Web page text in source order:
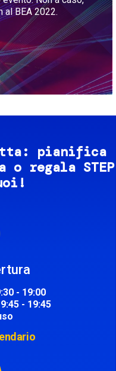
al BEA 2022.
pianifica
regala STEP
- 19:00
9:45 - 19:45